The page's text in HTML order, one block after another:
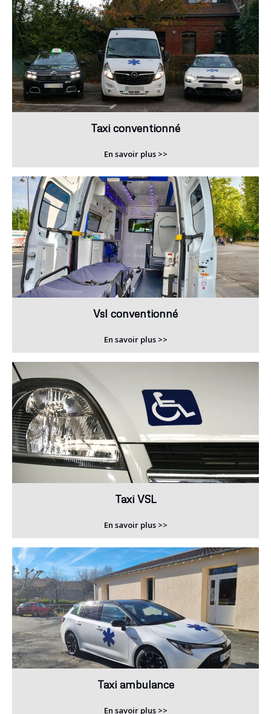
Taxi conventionné
En savoir plus >>
Vsl conventionné
En savoir plus >>
Taxi VSL
En savoir plus >>
Taxi ambulance
En savoir plus >>